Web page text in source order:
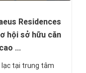
Residences
hội sở hữu căn
...
lạc tại trung tâm